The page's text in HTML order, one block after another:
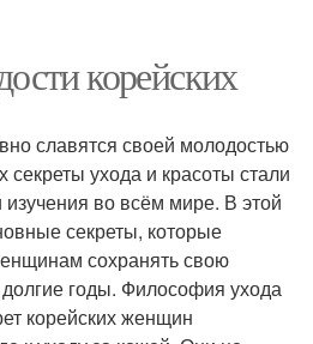
корейских
славятся своей молодостью
секреты ухода и красоты стали
во всём мире. В этой
секреты, которые
сохранять свою
годы. Философия ухода
корейских женщин